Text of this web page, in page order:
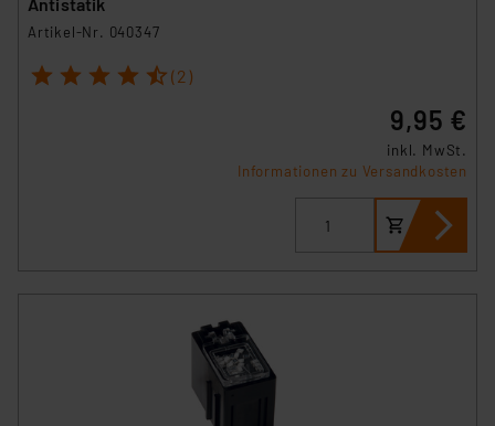
Artikel-Nr. 040347
1 2 3 4 5 (2)
9,95 €
inkl. MwSt.
Informationen zu Versandkosten